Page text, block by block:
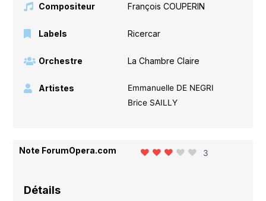
Compositeur François COUPERIN
Labels Ricercar
Orchestre La Chambre Claire
Artistes
Emmanuelle DE NEGRI
Brice SAILLY
Note ForumOpera.com 3
Détails